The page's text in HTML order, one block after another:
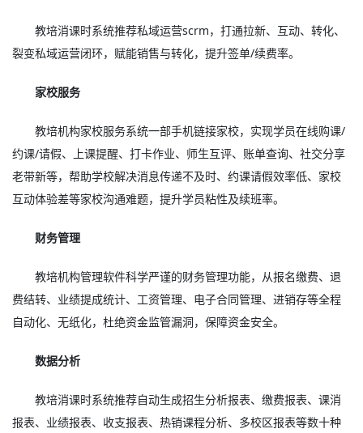
教培消课时系统推荐私域运营scrm，打通拉新、互动、转化、
裂变私域运营闭环，赋能销售与转化，提升签单/续费率。
家校服务
教培机构家校服务系统一部手机链接家校，实现学员在线购课/
约课/请假、上课提醒、打卡作业、师生互评、账单查询、社交分享
老带新等，帮助学校解决消息传递不及时、约课请假效率低、家校
互动体验差等家校沟通难题，提升学员粘性及续班率。
财务管理
教培机构管理软件科学严谨的财务管理功能，从报名缴费、退
费结转、业绩提成统计、工资管理、电子合同管理、进销存等全程
自动化、无纸化，杜绝资金监管漏洞，保障资金安全。
数据分析
教培消课时系统推荐自动生成招生分析报表、缴费报表、课消
报表、业绩报表、收支报表、热销课程分析、多校区报表等数十种